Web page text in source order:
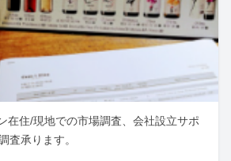
在住/現地での市場調査、会社設立サポ
査承ります。